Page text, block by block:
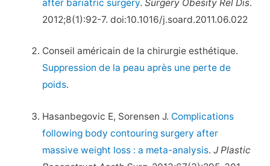
after bariatric surgery.Surgery Obesity Rel Dis.
2012;8(1):92-7. doi:10.1016/j.soard.2011.06.022
Conseil américain de la chirurgie esthétique.
Suppression de la peau après une perte de
poids.
Hasanbegovic E, Sorensen J. Complications
following body contouring surgery after
massive weight loss : a meta-analysis.J Plastic